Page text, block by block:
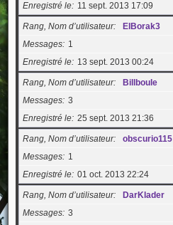
Enregistré le
11 sept. 2013 17:09
Rang, Nom d’utilisateur
ElBorak3
Messages
1
Enregistré le
13 sept. 2013 00:24
Rang, Nom d’utilisateur
Billboule
Messages 3
Enregistré le 25 sept. 2013 21:36
Rang, Nom d’utilisateur
obscurio115
Messages
1
Enregistré le 01 oct. 2013 22:24
Rang, Nom d’utilisateur
DarKlader
Messages 3